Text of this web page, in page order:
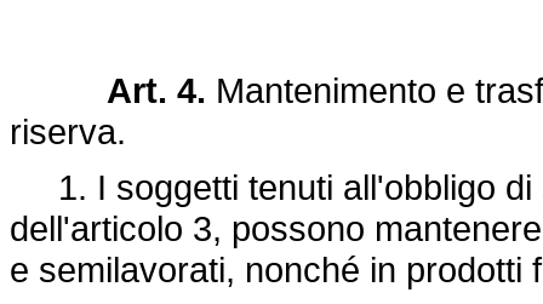
Art. 4. Mantenimento e
riserva.
1. I soggetti tenuti all'obbligo di
dell'articolo 3, possono
e semilavorati, nonché in prodotti